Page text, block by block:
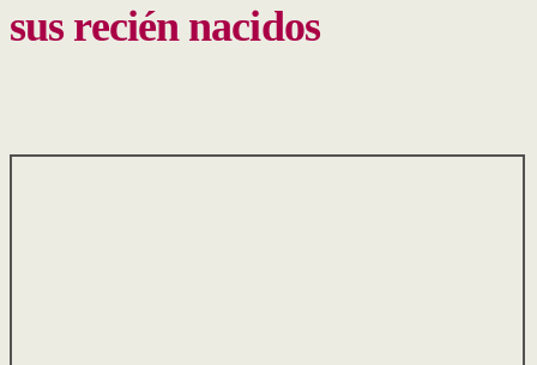
sus recién nacidos